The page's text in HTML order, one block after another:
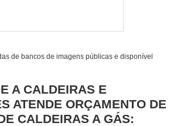
de bancos de imagens públicas e disponível
A CALDEIRAS E
ATENDE ORÇAMENTO DE
CALDEIRAS A GÁS: